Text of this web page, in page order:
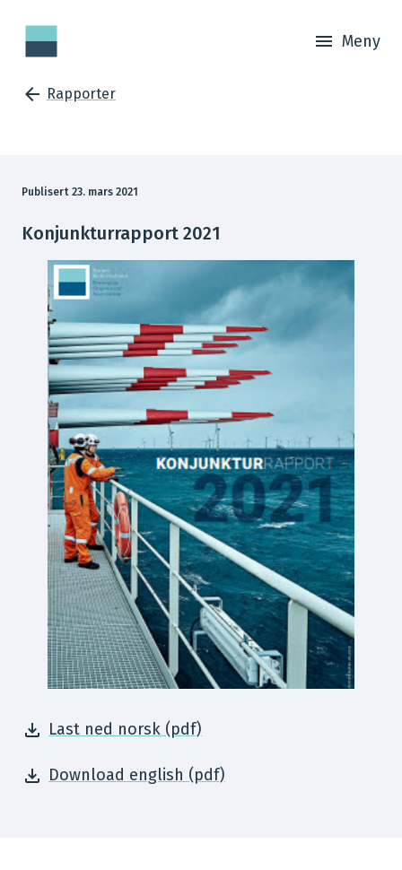
Meny
Rapporter
Publisert 23. mars 2021
Konjunkturrapport 2021
Last ned norsk (pdf)
Download english (pdf)